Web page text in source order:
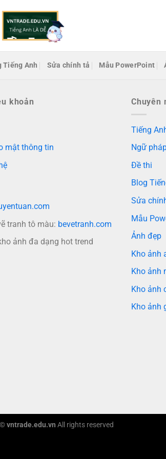
Tiếng Anh Sửa chính tả Mẫu PowerPoint
khoản
mật thông tin
tranh tô màu: bevetranh.com
ảnh đa dạng hot trend
Chuyên
Tiếng
Ngữ
Đề thi
Blog
Sửa
Mẫu
Ảnh đẹp
Kho ảnh
Kho ảnh
Kho ảnh
Kho ảnh
vntrade.edu.vn All rights reserved